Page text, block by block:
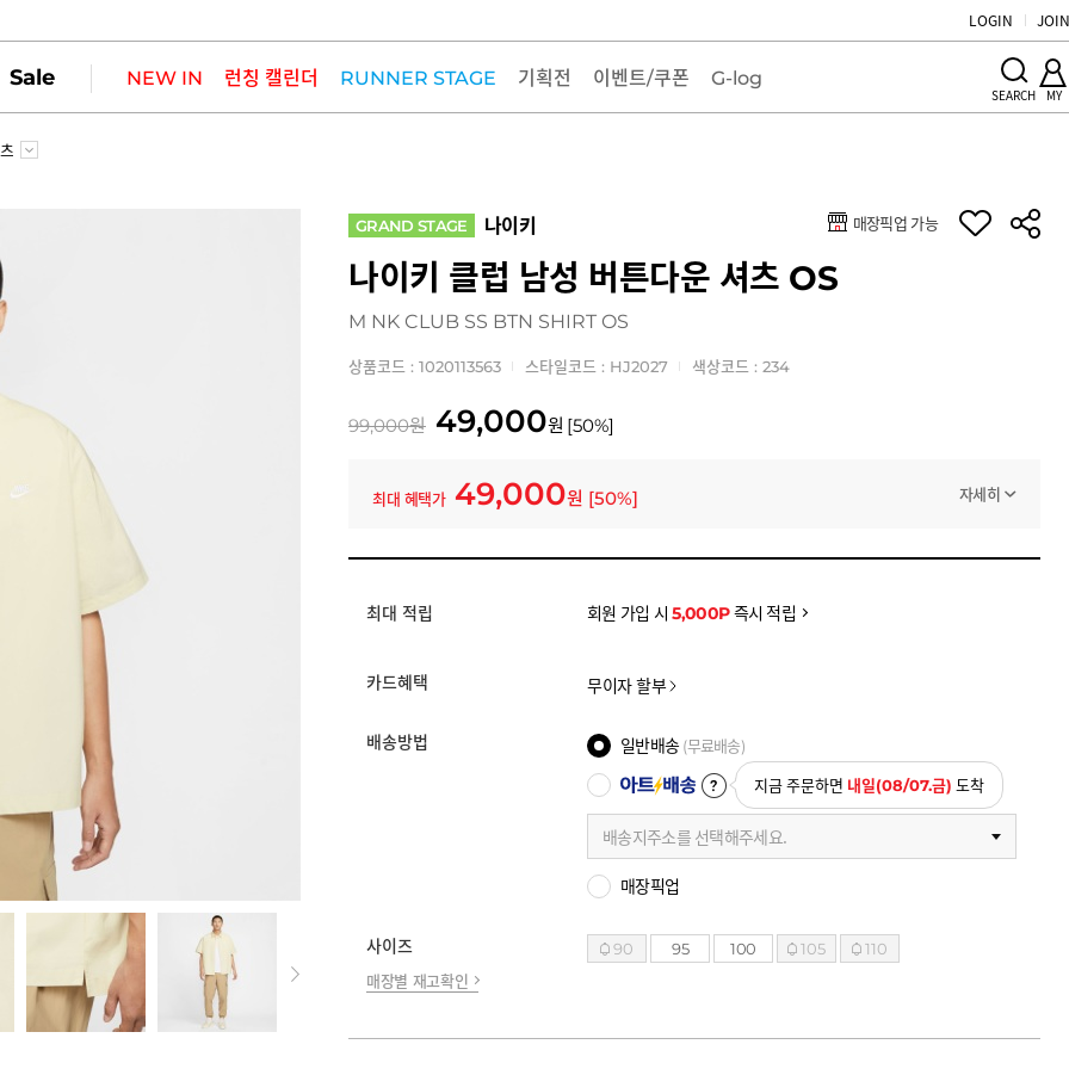
LOGIN
Sale NEW IN 런칭 캘린더 RUNNER STAGE 기획전 이벤트/쿠폰 G-log
SEARCH MY
GRAND STAGE 나이키 매장픽업 가능
나이키 클럽 남성 버튼다운 셔츠 OS
M NK CLUB SS BTN SHIRT OS
상품코드 : 1020113563 스타일코드 : HJ2027 색상코드 : 234
99,000원 49,000원 [50%]
최대 혜택가 49,000원 [50%] 자세히
최대 적립 회원 가입 시5,000P즉시 적립
카드혜택 무이자 할부
배송방법 일반배송 (무료배송)
지금 주문하면 내일(08/07.금) 도착
배송지주소를 선택해주세요.
매장픽업
사이즈
매장별 재고확인
90 95 100 105 110